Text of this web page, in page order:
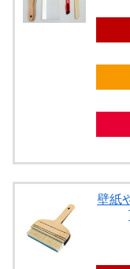
壁紙